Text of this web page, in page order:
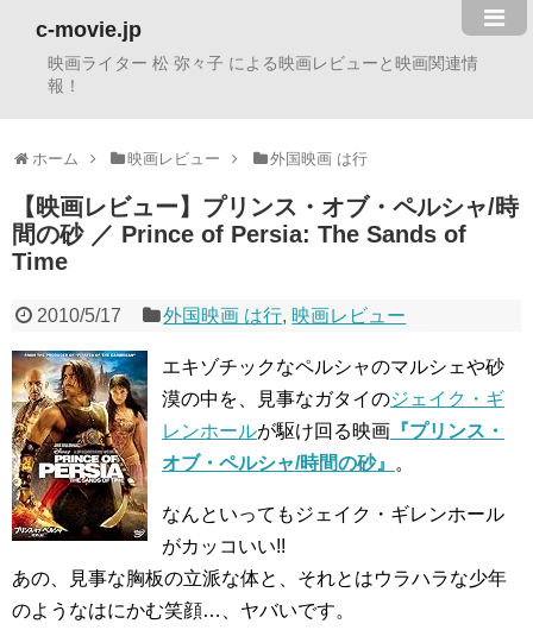
c-movie.jp
映画ライター 松 弥々子 による映画レビューと映画関連情
報！
ホーム 映画レビュー 外国映画 は行
【映画レビュー】プリンス・オブ・ペルシャ/時
間の砂 ／ Prince of Persia: The Sands of
Time
2010/5/17 外国映画 は行, 映画レビュー
エキゾチックなペルシャのマルシェや砂
漠の中を、見事なガタイのジェイク・ギ
レンホールが駆け回る映画 『プリンス・
オブ・ペルシャ/時間の砂』
。
なんといってもジェイク・ギレンホール
がカッコいい!!
あの、見事な胸板の立派な体と、それとはウラハラな少年
のようなはにかむ笑顔…、ヤバいです。